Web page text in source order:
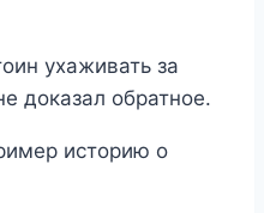
ухаживать за
доказал обратное.
историю о